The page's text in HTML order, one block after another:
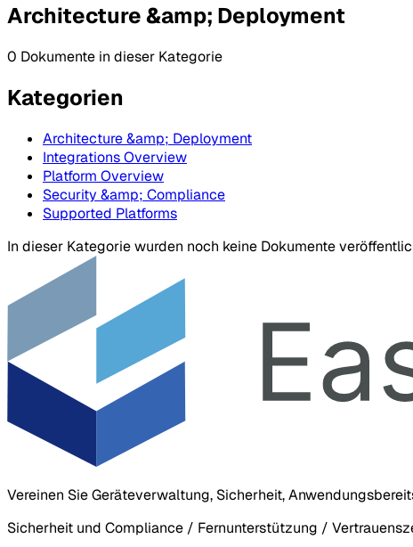
Architecture &amp; Deployment
0 Dokumente in dieser Kategorie
Kategorien
Architecture &amp; Deployment
Integrations Overview
Platform Overview
Security &amp; Compliance
Supported Platforms
In dieser Kategorie wurden noch keine Dokumente
Vereinen Sie Geräteverwaltung, Sicherheit,
Sicherheit und Compliance / Fernunterstützung /